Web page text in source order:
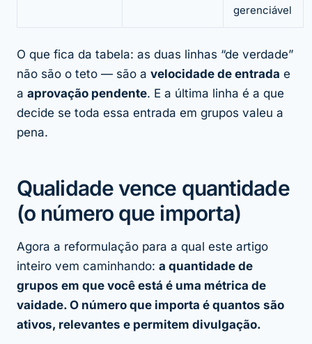
gerenciável
O que fica da tabela: as duas linhas “de verdade”
não são o teto — são a velocidade de entrada e
a aprovação pendente. E a última linha é a que
decide se toda essa entrada em grupos valeu a
pena.
Qualidade vence quantidade
(o número que importa)
Agora a reformulação para a qual este artigo
inteiro vem caminhando: a quantidade de
grupos em que você está é uma métrica de
vaidade. O número que importa é quantos são
ativos, relevantes e permitem divulgação.